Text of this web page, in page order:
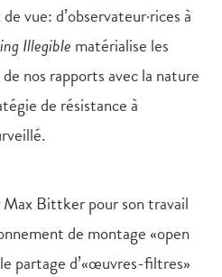
vue: d’observateur·rices à
Illegible matérialise les
nos rapports avec la nature
de résistance à
Bittker pour son travail
de montage «open
partage d’«œuvres-filtres»